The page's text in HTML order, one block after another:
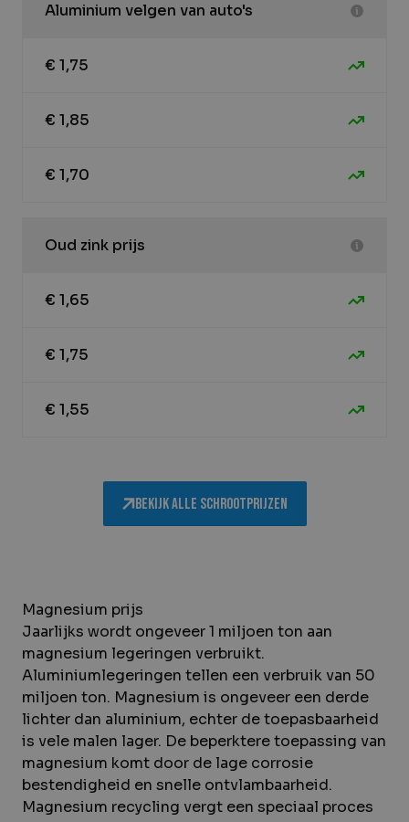
Aluminium velgen van auto's
€ 1,75
€ 1,85
€ 1,70
Oud zink prijs
€ 1,65
€ 1,75
€ 1,55
Bekijk alle schrootprijzen
Magnesium prijs
Jaarlijks wordt ongeveer 1 miljoen ton aan
magnesium legeringen verbruikt.
Aluminiumlegeringen tellen een verbruik van 50
miljoen ton. Magnesium is ongeveer een derde
lichter dan aluminium, echter de toepasbaarheid
is vele malen lager. De beperktere toepassing van
magnesium komt door de lage corrosie
bestendigheid en snelle ontvlambaarheid.
Magnesium recycling vergt een speciaal proces